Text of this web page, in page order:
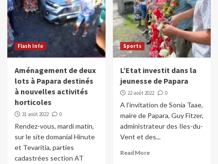
Flash Info
Aménagement de deux
lots à Papara destinés
à nouvelles activités
horticoles
31 août 2022 0
Rendez-vous, mardi matin,
sur le site domanial Hinute
et Tevaritia, parties
cadastrées section AT
Sports
L’Etat investit dans la
jeunesse de Papara
22 août 2022 0
A l’invitation de Sonia Taae,
maire de Papara, Guy Fitzer,
administrateur des Iles-du-
Vent et des...
Read More